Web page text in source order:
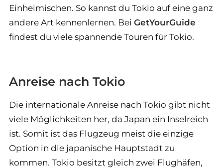
Einheimischen. So kannst du Tokio auf eine ganz
andere Art kennenlernen. Bei GetYourGuide
findest du viele spannende Touren für Tokio.
Anreise nach Tokio
Die internationale Anreise nach Tokio gibt nicht
viele Möglichkeiten her, da Japan ein Inselreich
ist. Somit ist das Flugzeug meist die einzige
Option in die japanische Hauptstadt zu
kommen. Tokio besitzt gleich zwei Flughäfen,